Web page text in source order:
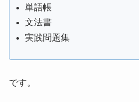
単語帳
文法書
実践問題集
です。